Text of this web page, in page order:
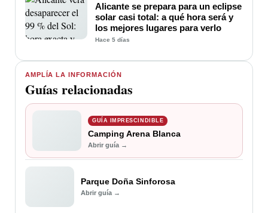
AMPLÍA LA INFORMACIÓN
Guías relacionadas
GUÍA IMPRESCINDIBLE
Camping Arena Blanca
Abrir guía →
Parque Doña Sinforosa
Abrir guía →
Alicante se prepara para un eclipse
solar casi total: a qué hora será y
los mejores lugares para verlo
Hace 5 días